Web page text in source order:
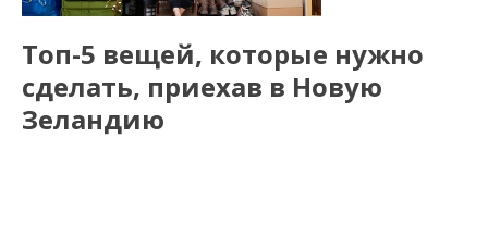
Топ-5 вещей, которые нужно
сделать, приехав в Новую
Зеландию